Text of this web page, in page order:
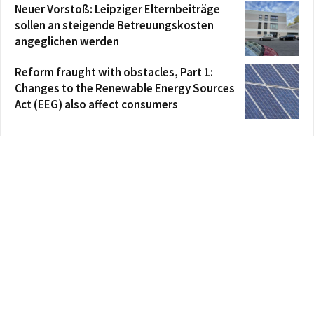
Neuer Vorstoß: Leipziger Elternbeiträge
sollen an steigende Betreuungskosten
angeglichen werden
Reform fraught with obstacles, Part 1:
Changes to the Renewable Energy Sources
Act (EEG) also affect consumers